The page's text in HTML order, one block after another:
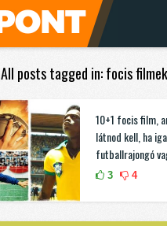
All posts tagged in: focis filmek
10+1 focis film,
látnod kell, ha
futballrajongó
3 4